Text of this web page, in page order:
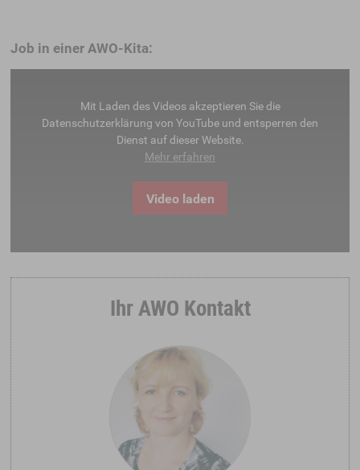
Job in einer AWO-Kita:
Mit Laden des Videos akzeptieren Sie die
Datenschutzerklärung von YouTube und entsperren den
Dienst auf dieser Website.
Mehr erfahren
Video laden
Ihr AWO Kontakt